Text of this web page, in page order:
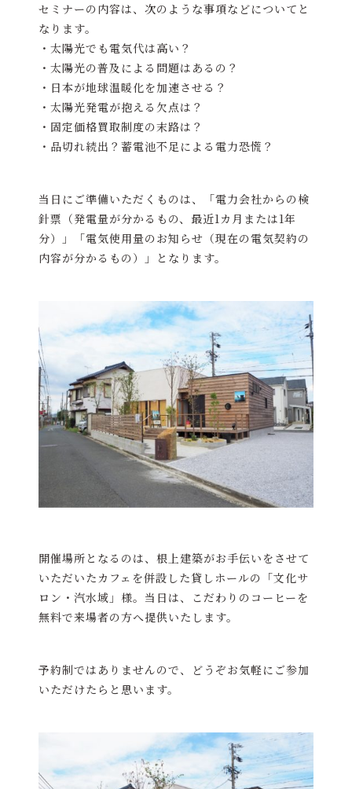
セミナーの内容は、次のような事項などについてと
なります。
・太陽光でも電気代は高い？
・太陽光の普及による問題はあるの？
・日本が地球温暖化を加速させる？
・太陽光発電が抱える欠点は？
・固定価格買取制度の末路は？
・品切れ続出？蓄電池不足による電力恐慌？
当日にご準備いただくものは、「電力会社からの検
針票（発電量が分かるもの、最近1カ月または1年
分）」「電気使用量のお知らせ（現在の電気契約の
内容が分かるもの）」となります。
開催場所となるのは、根上建築がお手伝いをさせて
いただいたカフェを併設した貸しホールの「文化サ
ロン・汽水域」様。当日は、こだわりのコーヒーを
無料で来場者の方へ提供いたします。
予約制ではありませんので、どうぞお気軽にご参加
いただけたらと思います。